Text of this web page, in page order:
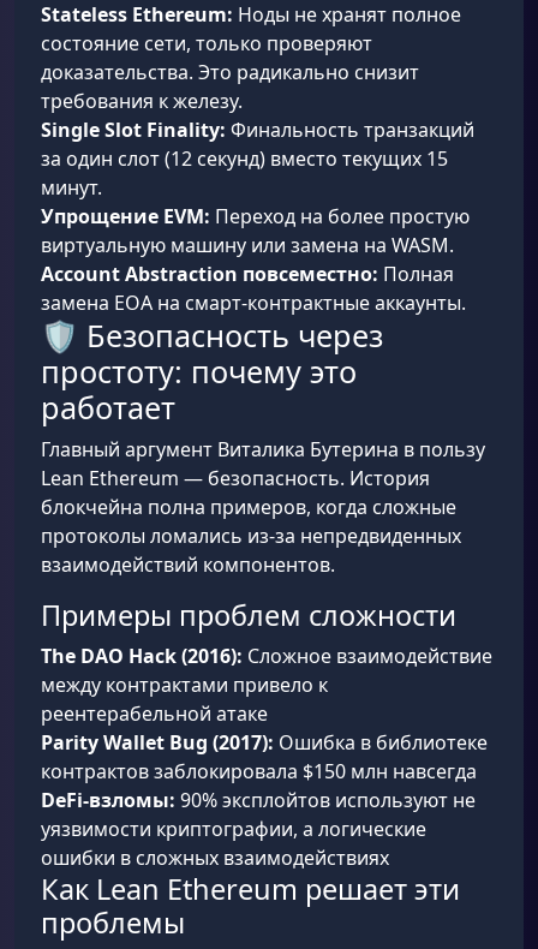
Stateless Ethereum: Ноды не хранят полное
состояние сети, только проверяют
доказательства. Это радикально снизит
требования к железу.
Single Slot Finality: Финальность транзакций
за один слот (12 секунд) вместо текущих 15
минут.
Упрощение EVM: Переход на более простую
виртуальную машину или замена на WASM.
Account Abstraction повсеместно: Полная
замена EOA на смарт-контрактные аккаунты.
🛡️ Безопасность через
простоту: почему это
работает
Главный аргумент Виталика Бутерина в пользу
Lean Ethereum — безопасность. История
блокчейна полна примеров, когда сложные
протоколы ломались из-за непредвиденных
взаимодействий компонентов.
Примеры проблем сложности
The DAO Hack (2016): Сложное взаимодействие
между контрактами привело к
реентерабельной атаке
Parity Wallet Bug (2017): Ошибка в библиотеке
контрактов заблокировала $150 млн навсегда
DeFi-взломы: 90% эксплойтов используют не
уязвимости криптографии, а логические
ошибки в сложных взаимодействиях
Как Lean Ethereum решает эти
проблемы